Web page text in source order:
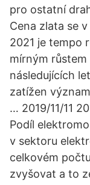
pro ostatní
Cena zlata se
2021 je tempo
mírným
následujících
zatížen
… 2019/11/11
Podíl
v sektoru
celkovém
zvyšovat a to